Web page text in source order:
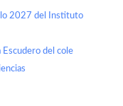
2027 del Instituto
Escudero del cole